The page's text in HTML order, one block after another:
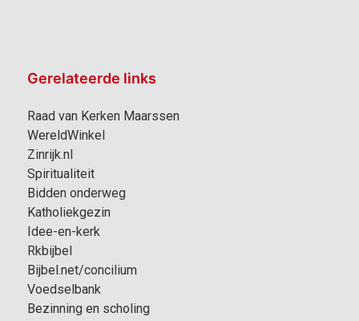
Gerelateerde links
Raad van Kerken Maarssen
WereldWinkel
Zinrijk.nl
Spiritualiteit
Bidden onderweg
Katholiekgezin
Idee-en-kerk
Rkbijbel
Bijbel.net/concilium
Voedselbank
Bezinning en scholing